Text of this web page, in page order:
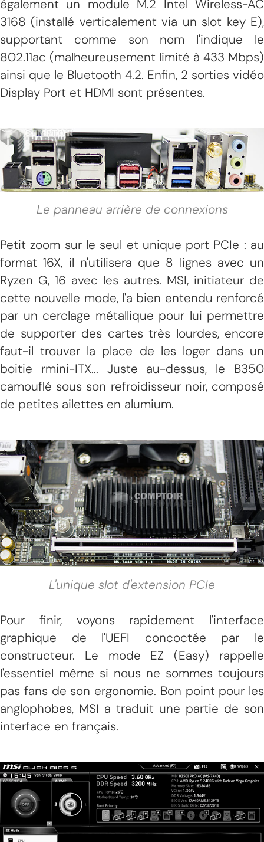
également un module M.2 Intel Wireless-AC
3168 (installé verticalement via un slot key E),
supportant comme son nom l'indique le
802.11ac (malheureusement limité à 433 Mbps)
ainsi que le Bluetooth 4.2. Enfin, 2 sorties vidéo
Display Port et HDMI sont présentes.
Le panneau arrière de connexions
Petit zoom sur le seul et unique port PCIe : au
format 16X, il n'utilisera que 8 lignes avec un
Ryzen G, 16 avec les autres. MSI, initiateur de
cette nouvelle mode, l'a bien entendu renforcé
par un cerclage métallique pour lui permettre
de supporter des cartes très lourdes, encore
faut-il trouver la place de les loger dans un
boitie rmini-ITX... Juste au-dessus, le B350
camouflé sous son refroidisseur noir, composé
de petites ailettes en alumium.
L'unique slot d'extension PCIe
Pour finir, voyons rapidement l'interface
graphique de l'UEFI concoctée par le
constructeur. Le mode EZ (Easy) rappelle
l'essentiel même si nous ne sommes toujours
pas fans de son ergonomie. Bon point pour les
anglophobes, MSI a traduit une partie de son
interface en français.